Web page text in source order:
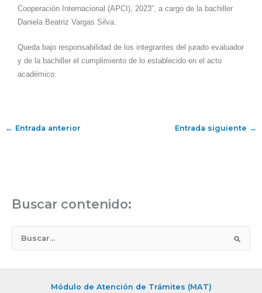
Cooperación Internacional (APCI), 2023”, a cargo de la bachiller
Daniela Beatriz Vargas Silva.
Queda bajo responsabilidad de los integrantes del jurado evaluador
y de la bachiller el cumplimiento de lo establecido en el acto
académico.
← Entrada anterior Entrada siguiente →
Buscar contenido:
Módulo de Atención de Trámites (MAT)